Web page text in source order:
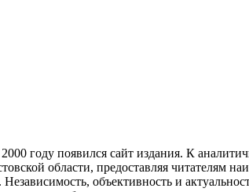
году появился сайт издания. К
области, предоставляя читателям
объективность и